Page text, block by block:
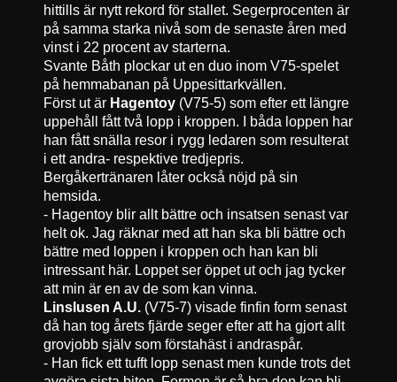
hittills är nytt rekord för stallet. Segerprocenten är
på samma starka nivå som de senaste åren med
vinst i 22 procent av starterna.
Svante Båth plockar ut en duo inom V75-spelet
på hemmabanan på Uppesittarkvällen.
Först ut är Hagentoy (V75-5) som efter ett längre
uppehåll fått två lopp i kroppen. I båda loppen har
han fått snälla resor i rygg ledaren som resulterat
i ett andra- respektive tredjepris.
Bergåkertränaren låter också nöjd på sin
hemsida.
- Hagentoy blir allt bättre och insatsen senast var
helt ok. Jag räknar med att han ska bli bättre och
bättre med loppen i kroppen och han kan bli
intressant här. Loppet ser öppet ut och jag tycker
att min är en av de som kan vinna.
Linslusen A.U. (V75-7) visade finfin form senast
då han tog årets fjärde seger efter att ha gjort allt
grovjobb själv som förstahäst i andraspår.
- Han fick ett tufft lopp senast men kunde trots det